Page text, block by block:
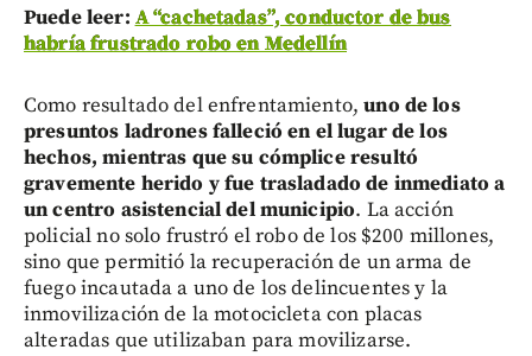
Puede leer: A “cachetadas”, conductor de bus
habría frustrado robo en Medellín
Como resultado del enfrentamiento,uno de los
presuntos ladrones falleció en el lugar de los
hechos, mientras que su cómplice resultó
gravemente herido y fue trasladado de inmediato a
un centro asistencial del municipio. La acción
policial no solo frustró el robo de los $200 millones,
sino que permitió la recuperación de un arma de
fuego incautada a uno de los delincuentes y la
inmovilización de la motocicleta con placas
alteradas que utilizaban para movilizarse.